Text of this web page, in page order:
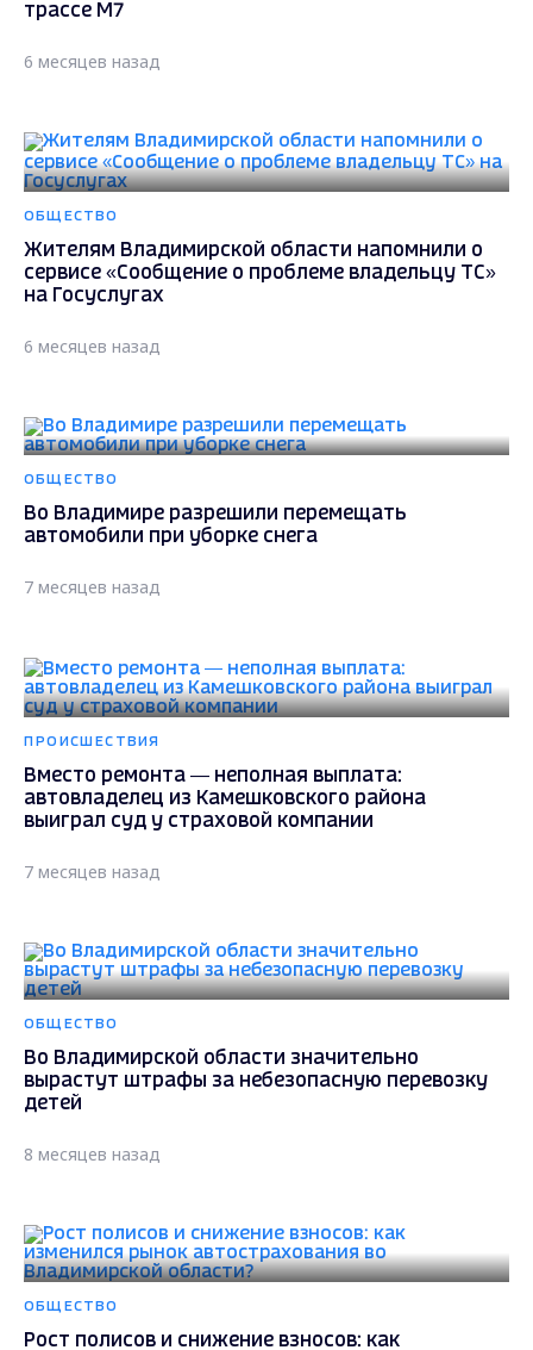
трассе М7
6 месяцев назад
ОБЩЕСТВО
Жителям Владимирской области напомнили о
сервисе «Сообщение о проблеме владельцу ТС»
на Госуслугах
6 месяцев назад
ОБЩЕСТВО
Во Владимире разрешили перемещать
автомобили при уборке снега
7 месяцев назад
ПРОИСШЕСТВИЯ
Вместо ремонта — неполная выплата:
автовладелец из Камешковского района
выиграл суд у страховой компании
7 месяцев назад
ОБЩЕСТВО
Во Владимирской области значительно
вырастут штрафы за небезопасную перевозку
детей
8 месяцев назад
ОБЩЕСТВО
Рост полисов и снижение взносов: как